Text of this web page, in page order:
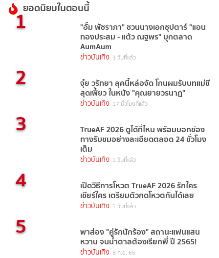
ยอดนิยมในตอนนี้
1 "อั้ม พัชราภา" ชวนนางเอกซุปตาร์ "แอน
ทองประสม - แต้ว ณฐพร" บุกตลาด
AumAum
ข่าวบันเทิง 3 วันที่แล้ว
2 จุ๋ย วรัทยา ลุคนี้หล่อจัด โกนผมรับบทแม่ชี
สุดเฟี้ยว ในหนัง "คุณยายวรนาฎ"
ข่าวบันเทิง 17 ชั่วโมงที่แล้ว
3 TrueAF 2026 ดูได้ที่ไหน พร้อมบอกช่อง
ทางรับชมอย่างละเอียดตลอด 24 ชั่วโมง
เต็ม
ข่าวบันเทิง 1 วันที่แล้ว
4 เปิดวิธีการโหวต TrueAF 2026 รักใคร
เชียร์ใคร เตรียมตัวกดโหวตกันได้เลย
ข่าวบันเทิง 1 วันที่แล้ว
5 พาส่อง "คู่รักนักร้อง" สถานะแฟนแสน
หวาน จนน้ำตาลต้องเรียกพี่ ปี 2565!
ข่าวบันเทิง 8 ก.ย. 65